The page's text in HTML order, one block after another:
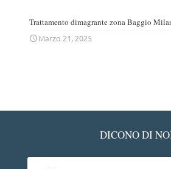
Trattamento dimagrante zona Baggio
Marzo 21, 2025
DICONO DI